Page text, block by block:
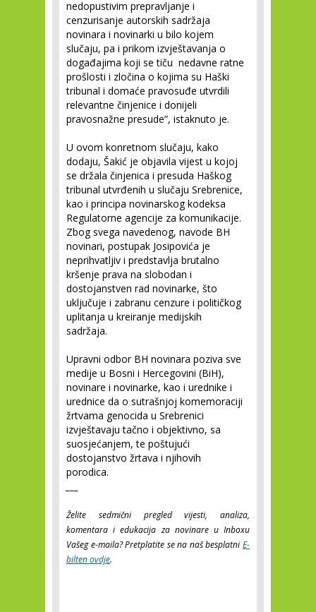
nedopustivim prepravljanje i
cenzurisanje autorskih sadržaja
novinara i novinarki u bilo kojem
slučaju, pa i prikom izvještavanja o
događajima koji se tiču nedavne ratne
prošlosti i zločina o kojima su Haški
tribunal i domaće pravosuđe utvrdili
relevantne činjenice i donijeli
pravosnažne presude”, istaknuto je.
U ovom konretnom slučaju, kako
dodaju, Šakić je objavila vijest u kojoj
se držala činjenica i presuda Haškog
tribunal utvrđenih u slučaju Srebrenice,
kao i principa novinarskog kodeksa
Regulatorne agencije za komunikacije.
Zbog svega navedenog, navode BH
novinari, postupak Josipovića je
neprihvatljiv i predstavlja brutalno
kršenje prava na slobodan i
dostojanstven rad novinarke, što
uključuje i zabranu cenzure i političkog
uplitanja u kreiranje medijskih
sadržaja.
Upravni odbor BH novinara poziva sve
medije u Bosni i Hercegovini (BiH),
novinare i novinarke, kao i urednike i
urednice da o sutrašnjoj komemoraciji
žrtvama genocida u Srebrenici
izvještavaju tačno i objektivno, sa
suosjećanjem, te poštujući
dostojanstvo žrtava i njihovih
porodica.
Želite sedmični pregled vijesti, analiza,
komentara i edukacija za novinare u Inboxu
Vašeg e-maila? Pretplatite se na naš besplatni E-
bilten ovdje.